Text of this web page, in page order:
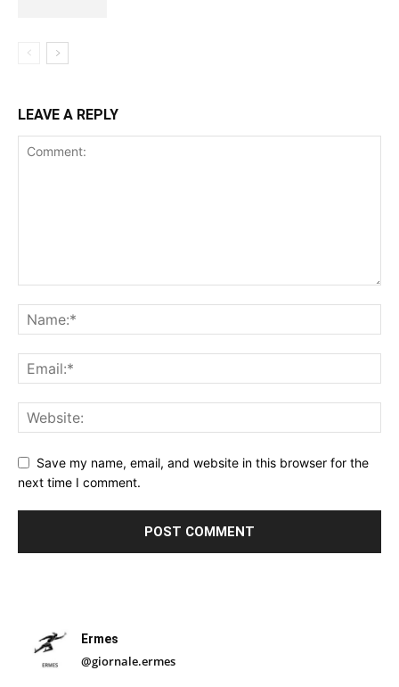
LEAVE A REPLY
Save my name, email, and website in this browser for the
next time I comment.
Ermes
@giornale.ermes